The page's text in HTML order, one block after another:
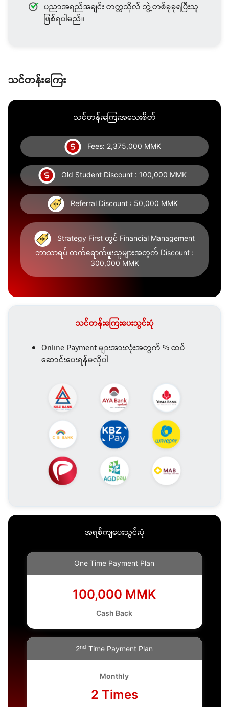
ပညာအရည်အချင်း တက္ကသိုလ် ဘွဲ့တစ်ခုခုရပြီးသူ
ဖြစ်ရပါမည်။
သင်တန်းကြေး
သင်တန်းကြေးအသေးစိတ်
Fees: 2,375,000 MMK
Old Student Discount : 100,000 MMK
Referral Discount : 50,000 MMK
Strategy First တွင် Financial Management
ဘာသာရပ် တက်ရောက်ဖူးသူများအတွက် Discount :
300,000 MMK
သင်တန်းကြေးပေးသွင်းပုံ
Online Payment များအားလုံးအတွက် % ထပ်
ဆောင်းပေးရန်မလိုပါ
အရစ်ကျပေးသွင်းပုံ
One Time Payment Plan
100,000 MMK
Cash Back
2nd Time Payment Plan
Monthly
2 Times